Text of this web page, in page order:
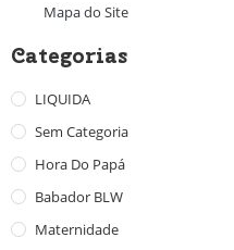
Mapa do Site
Categorias
LIQUIDA
Sem Categoria
Hora Do Papá
Babador BLW
Maternidade